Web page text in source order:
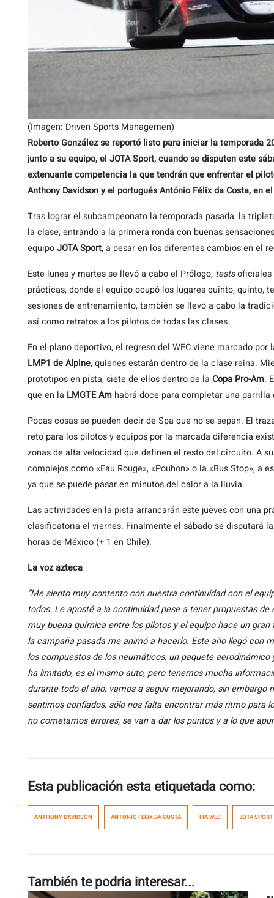
(Imagen: Driven Sports Managemen)
Roberto González se reportó listo para iniciar la temporada
junto a su equipo, el JOTA Sport, cuando se disputen este
extenuante competencia la que tendrán que enfrentar el
Anthony Davidson y el portugués António Félix da Costa, en
Tras lograr el subcampeonato la temporada pasada, la
la clase, entrando a la primera ronda con buenas
equipoJOTA Sport, a pesar en los diferentes cambios en el
Este lunes y martes se llevó a cabo el Prólogo, testsoficiales
prácticas, donde el equipo ocupó los lugares quinto, quinto,
sesiones de entrenamiento, también se llevó a cabo la
así como retratos a los pilotos de todas las clases.
En el plano deportivo, el regreso del WEC viene marcado
LMP1 de Alpine, quienes estarán dentro de la clase reina.
prototipos en pista, siete de ellos dentro de la Copa Pro-Am.
que en la LMGTE Am habrá doce para completar una
Pocas cosas se pueden decir de Spa que no se sepan. El
reto para los pilotos y equipos por la marcada diferencia
zonas de alta velocidad que definen el resto del circuito. A
complejos como «Eau Rouge», «Pouhon» o la «Bus Stop»,
ya que se puede pasar en minutos del calor a la lluvia.
Las actividades en la pista arrancarán este jueves con una
clasificatoria el viernes. Finalmente el sábado se disputará
horas de México (+ 1 en Chile).
La voz azteca
“Me siento muy contento con nuestra continuidad con el
todos. Le aposté a la continuidad pese a tener propuestas
muy buena química entre los pilotos y el equipo hace un
la campaña pasada me animó a hacerlo. Este año llegó con
los compuestos de los neumáticos, un paquete
ha limitado, es el mismo auto, pero tenemos mucha
durante todo el año, vamos a seguir mejorando, sin embargo
sentimos confiados, sólo nos falta encontrar más ritmo para
no cometamos errores, se van a dar los puntos y a lo que
Esta publicación esta etiquetada como:
ANTHONY DAVIDSON ANTONIO FELIX DA COSTA FIA WEC JOTA SPORT
También te podria interesar...